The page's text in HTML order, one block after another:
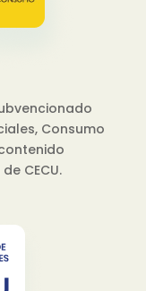
Consumo
CECU.